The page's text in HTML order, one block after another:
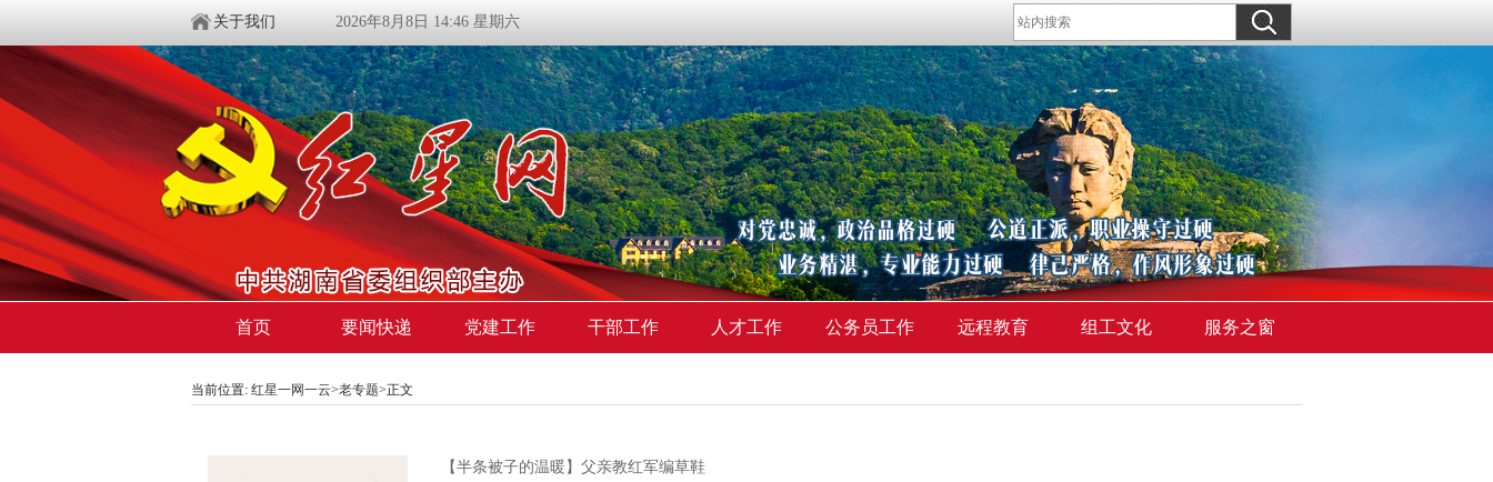
关于我们 2026年8月8日 14:46 星期六
首页 要闻快递 党建工作 干部工作 人才工作 公务员工作 远程教育 组工文化 服务之窗
当前位置: 红星一网一云>老专题>正文
【半条被子的温暖】父亲教红军编草鞋